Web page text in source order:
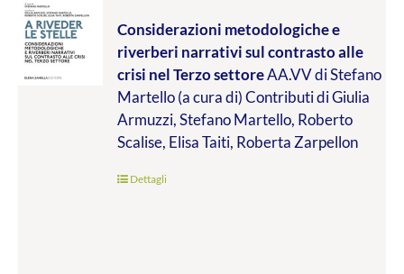
prezzo:
da
€9.99
a
€19.00
Considerazioni metodologiche e
riverberi narrativi sul contrasto alle
crisi nel Terzo settoreAA.VV di Stefano
Martello (a cura di) Contributi di Giulia
Armuzzi, Stefano Martello, Roberto
Scalise, Elisa Taiti, Roberta Zarpellon
Dettagli